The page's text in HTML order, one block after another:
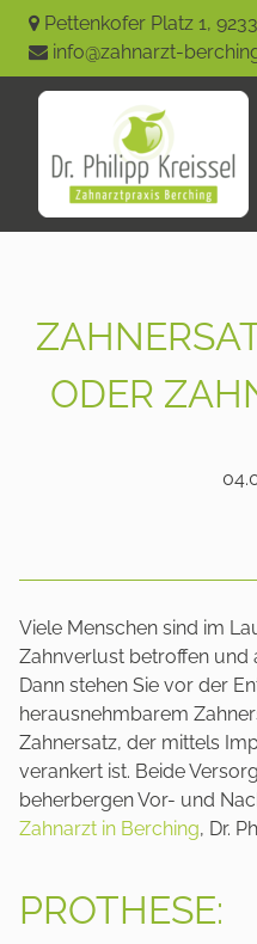
Pettenkofer Platz 1,
info@zahnarzt-
ODER
Viele Menschen sind im
Zahnverlust betroffen und
Dann stehen Sie vor der
herausnehmbarem
Zahnersatz, der mittels
verankert ist. Beide
beherbergen Vor- und
Zahnarzt in Berching, Dr.
PROTHESE: